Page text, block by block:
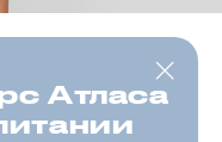
Атласа